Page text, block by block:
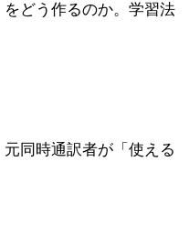
どう作るのか。学習法
同時通訳者が「使える